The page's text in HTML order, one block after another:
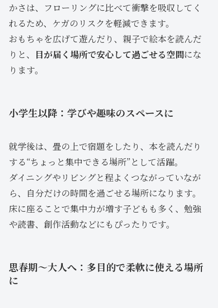
かさは、フローリングに比べて衝撃を吸収してく
れるため、ケガのリスクを軽減できます。
おもちゃを広げて遊んだり、親子で絵本を読んだ
りと、
目が届く場所で安心して過ごせる空間にな
ります。
小学生以降：学びや趣味のスペースに
就学後は、畳の上で宿題をしたり、本を読んだり
する“ちょっと集中できる場所”として活躍。
ダイニングやリビングと程よくつながっていなが
ら、自分だけの時間を過ごせる場所になります。
床に座ることで集中力が増す子どもも多く、勉強
や読書、創作活動などにもぴったりです。
思春期〜大人へ：多目的で柔軟に使える場所
に